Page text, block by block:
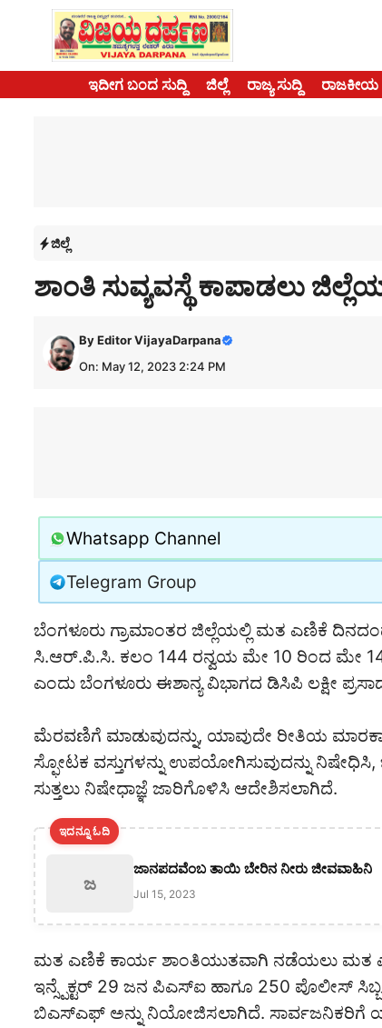
content
ಇದೀಗ ಬಂದ ಸುದ್ದಿ ಜಿಲ್ಲೆ ರಾಜ್ಯ ಸುದ್ದಿ ರಾಜಕೀಯ
ಜಿಲ್ಲೆ
ಶಾಂತಿ ಸುವ್ಯವಸ್ಥೆ ಕಾಪಾಡಲು
ByEditor VijayaDarpana
On: May 12, 2023 2:24 PM
Whatsapp Channel
Telegram Group
ಬೆಂಗಳೂರು ಗ್ರಾಮಾಂತರ ಜಿಲ್ಲೆಯಲ್ಲಿ ಮತ ಎಣಿಕೆ ದಿನದಂದು
ಸಿ.ಆರ್.ಪಿ.ಸಿ. ಕಲಂ 144 ರನ್ವಯ ಮೇ 10 ರಿಂದ ಮೇ
ಎಂದು ಬೆಂಗಳೂರು ಈಶಾನ್ಯ ವಿಭಾಗದ ಡಿಸಿಪಿ ಲಕ್ಷೀ
ಮೆರವಣಿಗೆ ಮಾಡುವುದನ್ನು, ಯಾವುದೇ ರೀತಿಯ
ಸ್ಫೋಟಕ ವಸ್ತುಗಳನ್ನು ಉಪಯೋಗಿಸುವುದನ್ನು
ಸುತ್ತಲು ನಿಷೇಧಾಜ್ಞೆ ಜಾರಿಗೊಳಿಸಿ ಆದೇಶಿಸಲಾಗಿದೆ.
ಇದನ್ನೂ ಓದಿ
ಜ
ಜಾನಪದವೆಂಬ ತಾಯಿ ಬೇರಿನ ನೀರು ಜೀವವಾಹಿನಿ
Jul 15, 2023
ಮತ ಎಣಿಕೆ ಕಾರ್ಯ ಶಾಂತಿಯುತವಾಗಿ ನಡೆಯಲು ಮತ
ಇನ್ಸ್ಪೆಕ್ಟರ್ 29 ಜನ ಪಿಎಸ್ಐ ಹಾಗೂ 250 ಪೊಲೀಸ್
ಬಿಎಸ್ಎಫ್ ಅನ್ನು ನಿಯೋಜಿಸಲಾಗಿದೆ. ಸಾರ್ವಜನಿಕರಿಗೆ